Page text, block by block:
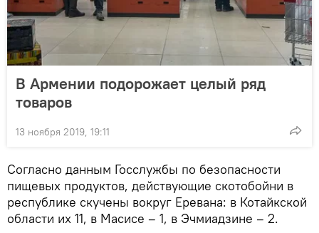
В Армении подорожает целый ряд
товаров
13 ноября 2019, 19:11
Согласно данным Госслужбы по безопасности
пищевых продуктов, действующие скотобойни в
республике скучены вокруг Еревана: в Котайкской
области их 11, в Масисе – 1, в Эчмиадзине – 2.